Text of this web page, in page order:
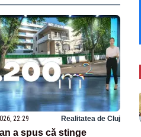
22:29 Realitatea de Cluj
a spus că stinge